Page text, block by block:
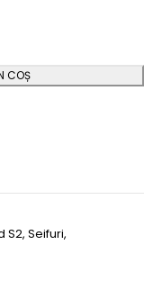
COȘ
S2, Seifuri,